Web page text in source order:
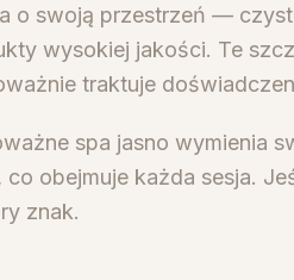
o swoją przestrzeń —
wysokiej jakości. Te
traktuje
spa jasno wymienia
obejmuje każda sesja.
znak.